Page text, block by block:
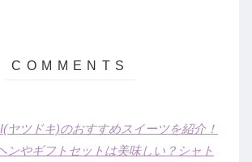
ヤツドキ)のおすすめスイーツを紹介！
ンやギフトセットは美味しい？シャト